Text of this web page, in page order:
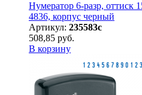
Нумератор 6-разр,
4836, корпус черный
Артикул: 235583с
508,85 руб.
В корзину